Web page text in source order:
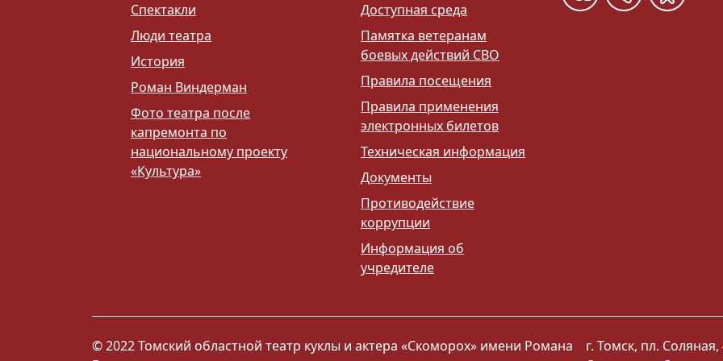
Спектакли
Люди театра
История
Роман Виндерман
Фото театра после
капремонта по
национальному проекту
«Культура»
Доступная среда
Памятка ветеранам
боевых действий СВО
Правила посещения
Правила применения
электронных билетов
Техническая информация
Документы
Противодействие
коррупции
Информация об
учредителе
© 2022 Томский областной театр куклы и актера «Скоморох» имени Романа
г. Томск, пл. Соляная,